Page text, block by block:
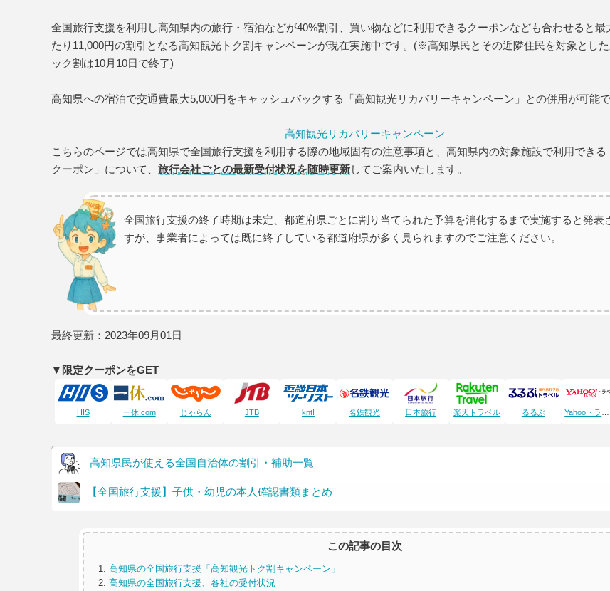
全国旅行支援を利用し高知県内の旅行・宿泊などが40%割引、買い物などに利用できるクーポンなども合わせると最
たり11,000円の割引となる高知観光トク割キャンペーンが現在実施中です。(※高知県民とその近隣住民を対象とし
ック割は10月10日で終了)
高知県への宿泊で交通費最大5,000円をキャッシュバックする「高知観光リカバリーキャンペーン」との併用が可能で
高知観光リカバリーキャンペーン
こちらのページでは高知県で全国旅行支援を利用する際の地域固有の注意事項と、高知県内の対象施設で利用できる
クーポン」について、 旅行会社ごとの最新受付状況を随時更新してご案内いたします。
全国旅行支援の終了時期は未定、都道府県ごとに割り当てられた予算を消化するまで実施すると発表
すが、事業者によっては既に終了している都道府県が多く見られますのでご注意ください。
最終更新：2023年09月01日
▼限定クーポンをGET
HIS 一休.com じゃらん JTB knt! 名鉄観光 日本旅行 楽天トラベル るるぶ
高知県民が使える全国自治体の割引・補助一覧
【全国旅行支援】子供・幼児の本人確認書類まとめ
この記事の目次
高知県の全国旅行支援「高知観光トク割キャンペーン」
高知県の全国旅行支援、各社の受付状況